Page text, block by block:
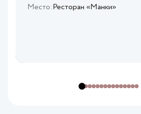
Место:Ресторан «Манки»